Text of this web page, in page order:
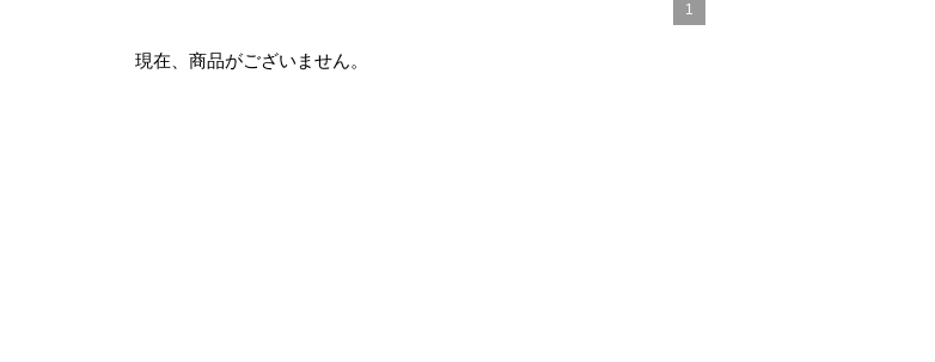
1
現在、商品がございません。